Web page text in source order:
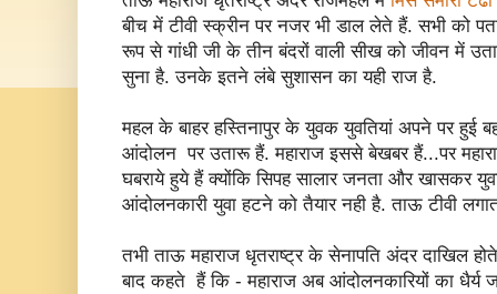
बीच में टीवी स्क्रीन पर नजर भी डाल लेते हैं. सभी को
रूप से गांधी जी के तीन बंदरों वाली सीख को जीवन में
सुना है. उनके इतने लंबे सुशासन का यही राज है.
महल के बाहर हस्तिनापुर के युवक युवतियां अपने पर हुई
आंदोलन पर उतारू हैं. महाराज इससे बेखबर हैं...पर
घबराये हुये हैं क्योंकि सिपह सालार जनता और खासकर
आंदोलनकारी युवा हटने को तैयार नही है. ताऊ टीवी
तभी ताऊ महाराज धृतराष्ट्र के सेनापति अंदर दाखिल
बाद कहते हैं कि - महाराज अब आंदोलनकारियों का धैर्य